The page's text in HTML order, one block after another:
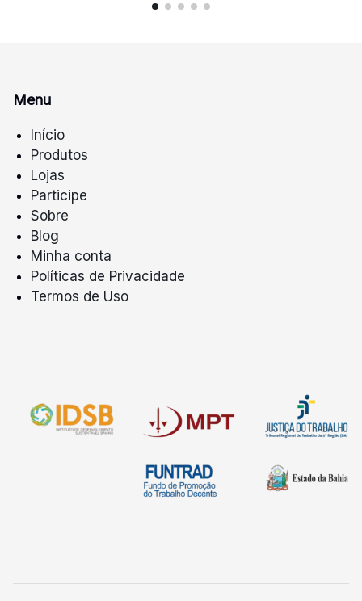
Menu
Início
Produtos
Lojas
Participe
Sobre
Blog
Minha conta
Políticas de Privacidade
Termos de Uso